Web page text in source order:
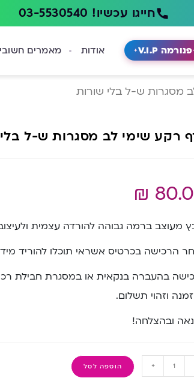
חייגו עכשיו! 03-5530540
פנורמה V.I.P אודות מאמרים
מסגרות ש-ל בלי שורות
רקע שימי לב מסגרות ש-ל
₪
מעוצב ברמה גבוהה להורדה עצמית
הרכישה בכרטיס אשראי תוכלו להוריד
בהעברה בנקאית או במסגרת חבילת
וזהוי תשלום.
ובהצלחה!
+ הוספה לסל